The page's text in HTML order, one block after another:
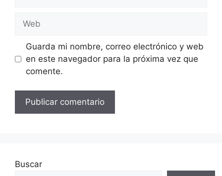
Web
Guarda mi nombre, correo electrónico y web
en este navegador para la próxima vez que
comente.
Buscar